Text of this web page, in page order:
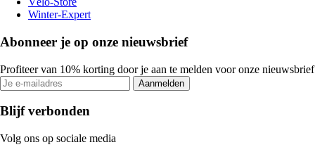
Winter-Expert
Abonneer je op onze nieuwsbrief
Profiteer van 10% korting door je aan te melden voor onze nieuwsbrief
Aanmelden
Blijf verbonden
Volg ons op sociale media